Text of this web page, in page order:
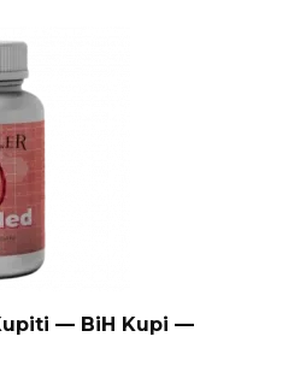
— BiH Kupi —